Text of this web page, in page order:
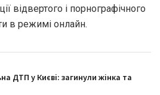
відвертого і порнографічного
в режимі онлайн.
ДТП у Києві: загинули жінка та